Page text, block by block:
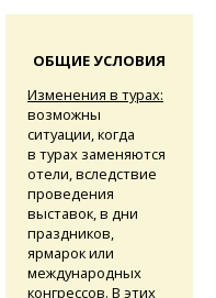
ОБЩИЕ УСЛОВИЯ
Изменения в турах:
возможны
ситуации, когда
в турах заменяются
отели, вследствие
проведения
выставок, в дни
праздников,
ярмарок или
международных
конгрессов. В этих